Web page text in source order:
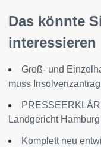
Das könnte
interessieren
Groß- und
muss
Landgericht
Komplett neu